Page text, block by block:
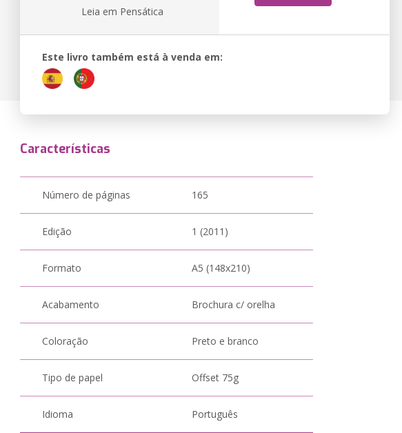
Leia em Pensática
Este livro também está à venda em:
Características
Número de páginas 165
Edição 1 (2011)
Formato A5 (148x210)
Acabamento Brochura c/ orelha
Coloração Preto e branco
Tipo de papel Offset 75g
Idioma Português